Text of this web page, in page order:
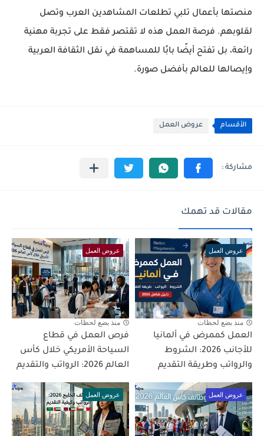
منصتها بأعمال تلبي تطلعات المشاهدين العرب وتصل
لقلوبهم. فرصة العمل هذه لا تقتصر فقط على تجربة مهنية
رائعة، بل تفتح أيضًا بابًا للمساهمة في نقل الثقافة العربية
وإيصالها للعالم بأفضل صورة.
الأقسام عروض العمل
مقالات قد تهمك
عروض العمل
منذ بضع لحظات
العمل كممرض في ألمانيا
للأجانب 2026: الشروط
والرواتب وطريقة التقديم
عروض العمل
منذ بضع لحظات
فرص العمل في قطاع
السياحة الأمريكي خلال كأس
العالم 2026: الرواتب والتقديم
عروض العمل عروض العمل